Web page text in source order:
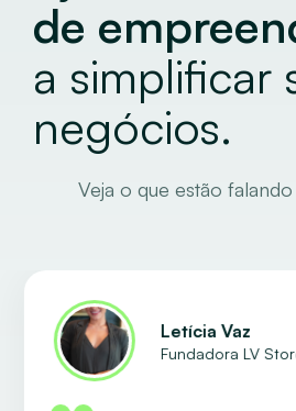
de
a simplificar
negócios.
Veja o que estão
Letícia Vaz
Fundadora LV